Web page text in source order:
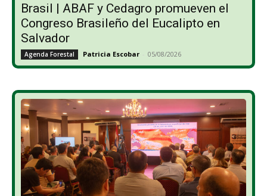
Brasil | ABAF y Cedagro promueven el
Congreso Brasileño del Eucalipto en
Salvador
Agenda Forestal Patricia Escobar - 05/08/2026